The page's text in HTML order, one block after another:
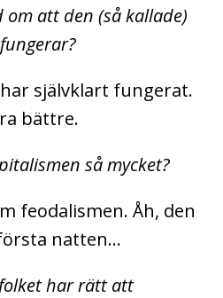
att den (så kallade)
självklart fungerat.
bättre.
så mycket?
feodalismen. Åh, den
natten…
har rätt att